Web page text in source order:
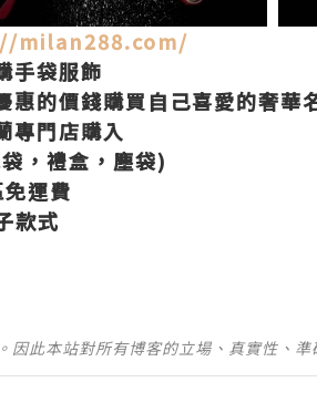
milan288.com/
手袋服飾
的價錢購買自己喜愛的奢華
專門店購入
，禮盒，塵袋)
運費
款式
此本站對所有博客的立場、真實性、